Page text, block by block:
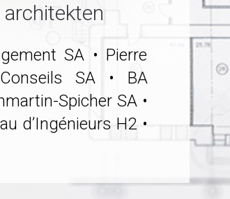
architekten
SA • Pierre
SA • BA
Spicher SA •
d’Ingénieurs H2 •